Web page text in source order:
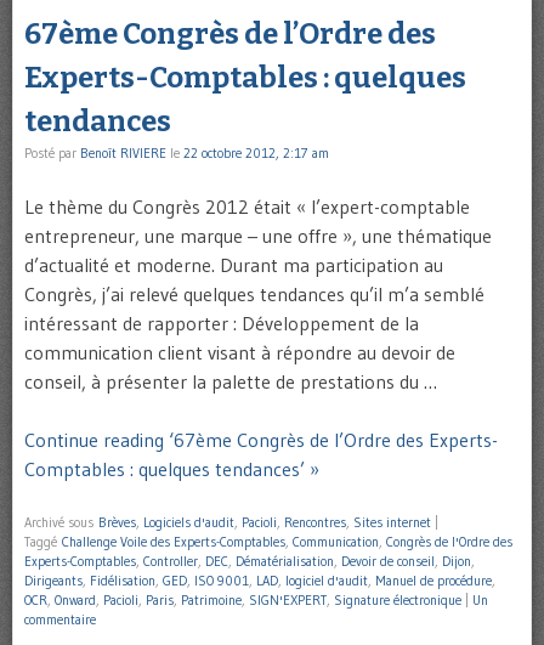
67ème Congrès de l’Ordre des
Experts-Comptables : quelques
tendances
Posté par Benoît RIVIERE le 22 octobre 2012, 2:17 am
Le thème du Congrès 2012 était « l’expert-comptable
entrepreneur, une marque – une offre », une thématique
d’actualité et moderne. Durant ma participation au
Congrès, j’ai relevé quelques tendances qu’il m’a semblé
intéressant de rapporter : Développement de la
communication client visant à répondre au devoir de
conseil, à présenter la palette de prestations du …
Continue reading ‘67ème Congrès de l’Ordre des Experts-
Comptables : quelques tendances’ »
Archivé sous Brèves Logiciels d'audit Pacioli Rencontres Sites internet
Taggé Challenge Voile des Experts-Comptables Communication Congrès de l'Ordre des
Experts-Comptables Controller DEC Dématérialisation Devoir de conseil Dijon
Dirigeants Fidélisation GED ISO 9001 LAD logiciel d'audit Manuel de procédure
OCR Onward Pacioli Paris Patrimoine SIGN'EXPERT Signature électronique
Un
commentaire